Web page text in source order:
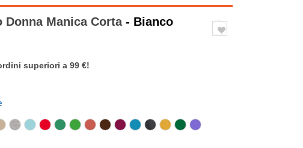
Donna Manica Corta - Bianco
superiori a 99 €!